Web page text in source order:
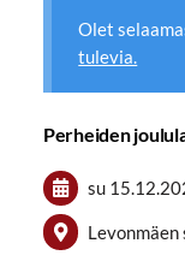
Olet
tulevia.
Perheiden
su